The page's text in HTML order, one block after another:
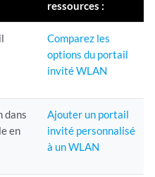
ressources :
Comparez les
options du portail
invité WLAN
dans
en
Ajouter un portail
invité personnalisé
à un WLAN